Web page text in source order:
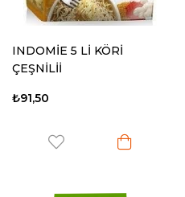
INDOMİE 5 Lİ KÖRİ
ÇEŞNİLİİ
₺91,50